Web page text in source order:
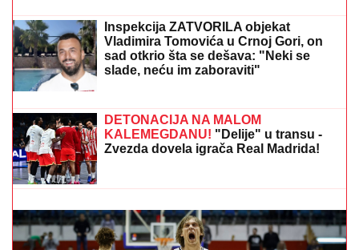
FILMSKA POTERA U NOVOM SADU!
"Pali" pljačkaši iz "audija": Ojadili
poznatu brzu hranu, a onda je usledila
munjevita akcija policije (FOTO)